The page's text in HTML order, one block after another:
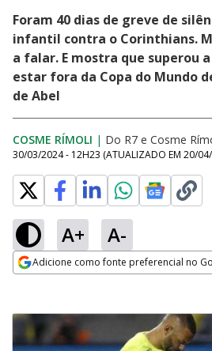
Foram 40 dias de greve de
infantil contra o Corinthians.
a falar. E mostra que superou
estar fora da Copa do Mundo
de Abel
COSME RÍMOLI | Do R7 e Cosme
30/03/2024 - 12H23 (ATUALIZADO EM 20/
A+ A-
Adicione como fonte preferencial no